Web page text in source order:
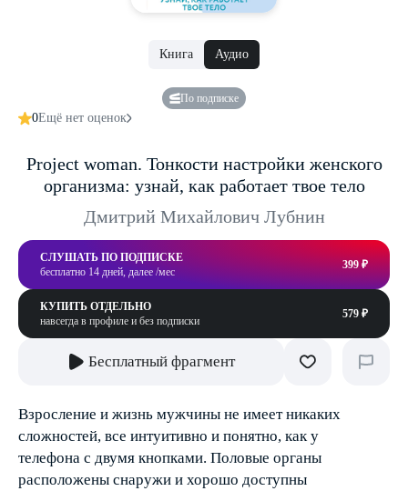
Книга Аудио
По подписке
0Ещё нет оценок
Project woman. Тонкости настройки женского
организма: узнай, как работает твое тело
Дмитрий Михайлович Лубнин
СЛУШАТЬ ПО ПОДПИСКЕ
бесплатно 14 дней, далее /мес
399 ₽
КУПИТЬ ОТДЕЛЬНО
навсегда в профиле и без подписки
579 ₽
Бесплатный фрагмент
Взросление и жизнь мужчины не имеет никаких
сложностей, все интуитивно и понятно, как у
телефона с двумя кнопками. Половые органы
расположены снаружи и хорошо доступны